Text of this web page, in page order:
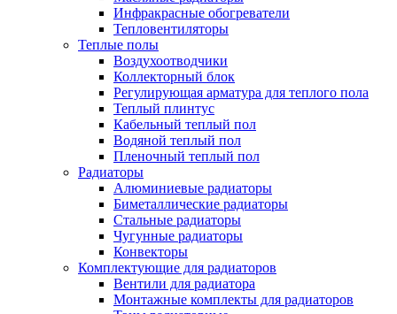
Инфракрасные обогреватели
Тепловентиляторы
Теплые полы
Воздухоотводчики
Коллекторный блок
Регулирующая арматура для теплого пола
Теплый плинтус
Кабельный теплый пол
Водяной теплый пол
Пленочный теплый пол
Радиаторы
Алюминиевые радиаторы
Биметаллические радиаторы
Стальные радиаторы
Чугунные радиаторы
Конвекторы
Комплектующие для радиаторов
Вентили для радиатора
Монтажные комплекты для радиаторов